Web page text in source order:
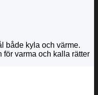
både kyla och värme.
för varma och kalla rätter